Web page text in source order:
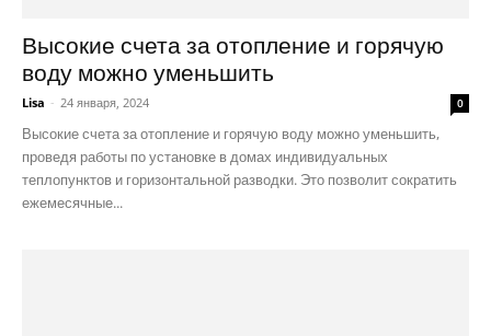
Высокие счета за отопление и горячую
воду можно уменьшить
Lisa - 24 января, 2024 0
Высокие счета за отопление и горячую воду можно уменьшить,
проведя работы по установке в домах индивидуальных
теплопунктов и горизонтальной разводки. Это позволит сократить
ежемесячные...